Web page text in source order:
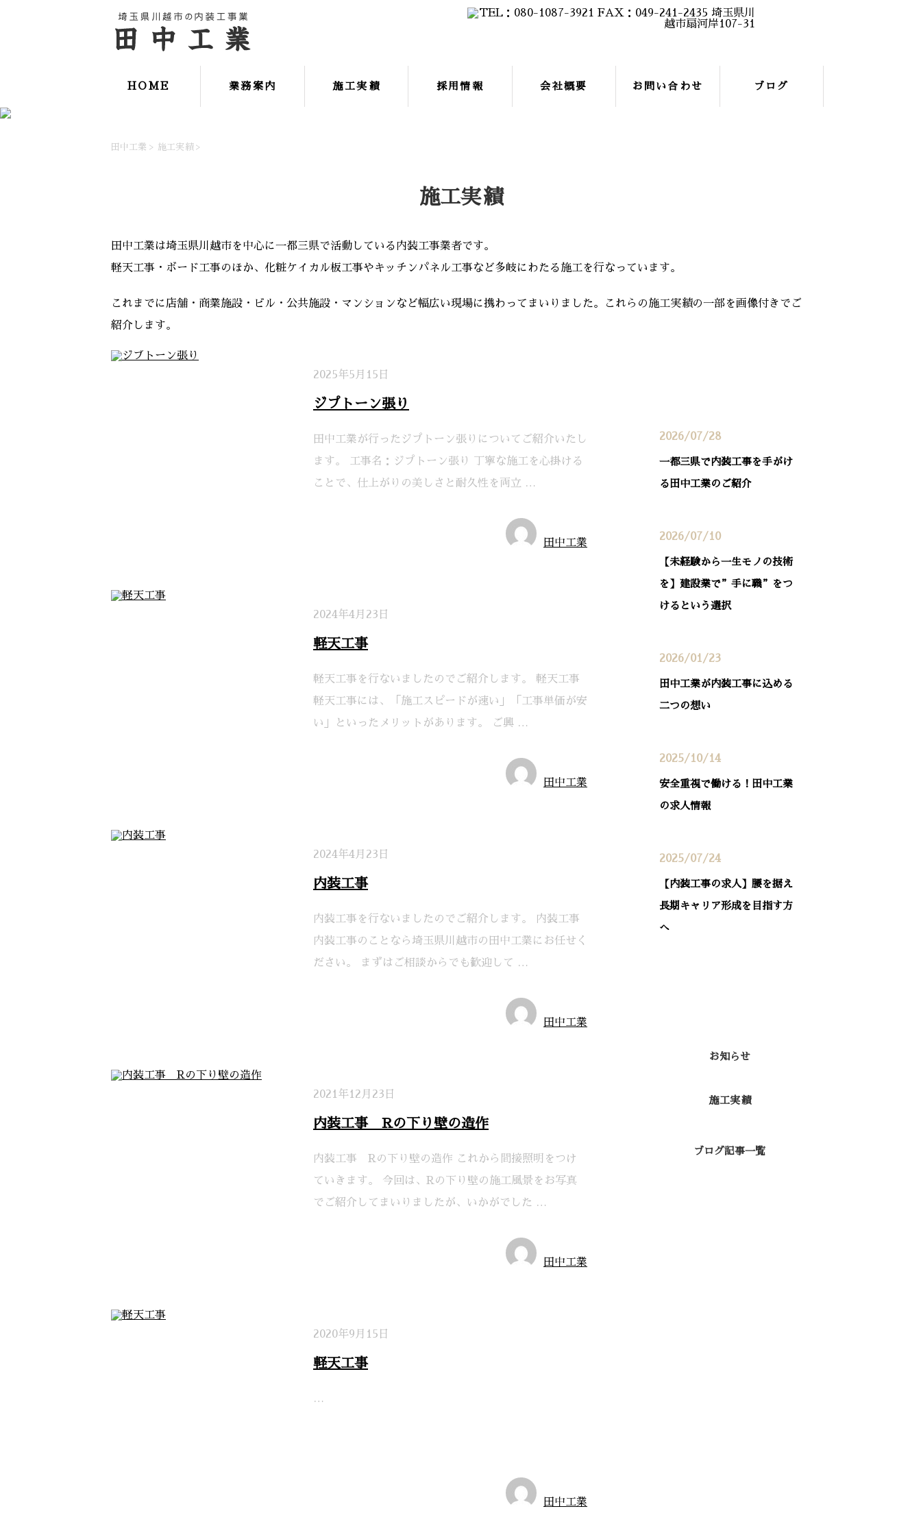
HOME 業務案内 施工実績 採用情報 会社概要 お問い合わせ ブログ
田中工業 > 施工実績>
施工実績
田中工業は埼玉県川越市を中心に一都三県で活動している内装工事業者です。
軽天工事・ボード工事のほか、化粧ケイカル板工事やキッチンパネル工事など多岐にわたる施工を行なっています。
これまでに店舗・商業施設・ビル・公共施設・マンションなど幅広い現場に携わってまいりました。これらの施工実績の一部を画像付きでご
紹介します。
2025年5月15日
ジプトーン張り
田中工業が行ったジプトーン張りについてご紹介いたし
ます。 工事名：ジプトーン張り 丁寧な施工を心掛ける
ことで、仕上がりの美しさと耐久性を両立 …
田中工業
2024年4月23日
軽天工事
軽天工事を行ないましたのでご紹介します。 軽天工事
軽天工事には、「施工スピードが速い」「工事単価が安
い」といったメリットがあります。 ご興 …
田中工業
2024年4月23日
内装工事
内装工事を行ないましたのでご紹介します。 内装工事
内装工事のことなら埼玉県川越市の田中工業にお任せく
ださい。 まずはご相談からでも歓迎して …
田中工業
2021年12月23日
内装工事 Rの下り壁の造作
内装工事 Rの下り壁の造作 これから間接照明をつけ
ていきます。 今回は、Rの下り壁の施工風景をお写真
でご紹介してまいりましたが、いかがでした …
田中工業
2020年9月15日
軽天工事
…
田中工業
2026/07/28
一都三県で内装工事を手がけ
る田中工業のご紹介
2026/07/10
【未経験から一生モノの技術
を】建設業で”手に職”をつ
けるという選択
2026/01/23
田中工業が内装工事に込める
二つの想い
2025/10/14
安全重視で働ける！田中工業
の求人情報
2025/07/24
【内装工事の求人】腰を据え
長期キャリア形成を目指す方
へ
お知らせ
施工実績
ブログ記事一覧